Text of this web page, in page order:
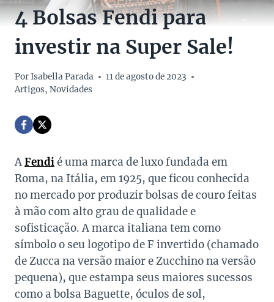
4 Bolsas Fendi para
investir na Super Sale!
PorIsabella Parada
11 de agosto de 2023
Artigos, Novidades
AFendié uma marca de luxo fundada em
Roma, na Itália, em 1925, que ficou conhecida
no mercado por produzir bolsas de couro feitas
à mão com alto grau de qualidade e
sofisticação. A marca italiana tem como
símbolo o seu logotipo de F invertido (chamado
de Zucca na versão maior e Zucchino na versão
pequena), que estampa seus maiores sucessos
como a bolsa Baguette, óculos de sol,